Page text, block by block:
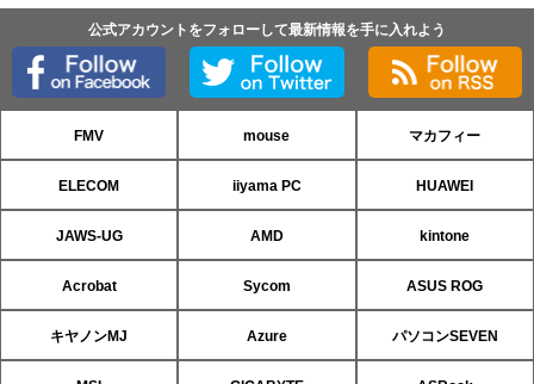
公式アカウントをフォローして最新情報を手に入れよう
FMV mouse マカフィー
ELECOM iiyama PC HUAWEI
JAWS-UG AMD kintone
Acrobat Sycom ASUS ROG
キヤノンMJ Azure パソコンSEVEN